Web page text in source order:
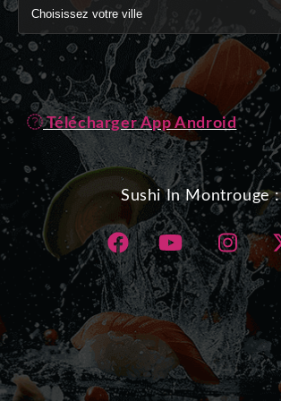
Télécharger App Android
Sushi In Montrouge :